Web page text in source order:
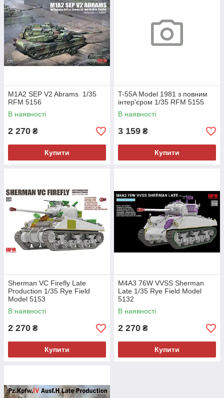
M1A2 SEP V2 Abrams 1/35
RFM 5156
В наявності
2 270 ₴
Купити
T-55A Model 1981 з повним
інтер'єром 1/35 RFM 5155
В наявності
3 159 ₴
Купити
Sherman VC Firefly Late
Production 1/35 Rye Field
Model 5153
В наявності
2 270 ₴
Купити
M4A3 76W VVSS Sherman
Late 1/35 Rye Field Model
5132
В наявності
2 270 ₴
Купити